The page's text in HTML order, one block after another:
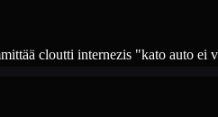
cloutti internezis "kato auto ei